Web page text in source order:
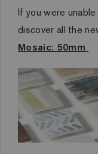
If you were
discover all the
Mosaic: 50mm